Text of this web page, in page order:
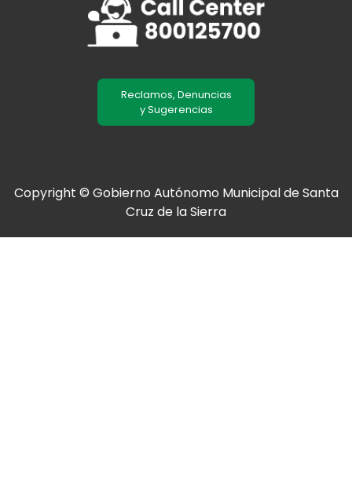
Reclamos, Denuncias
y Sugerencias
Copyright © Gobierno Autónomo Municipal de Santa
Cruz de la Sierra